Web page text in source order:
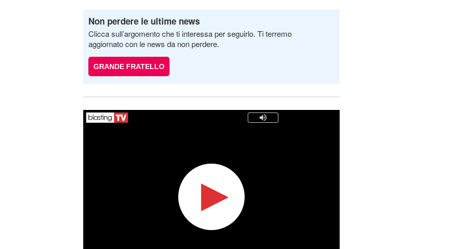
Non perdere le ultime news
Clicca sull’argomento che ti interessa per seguirlo. Ti terremo
aggiornato con le news da non perdere.
GRANDE FRATELLO